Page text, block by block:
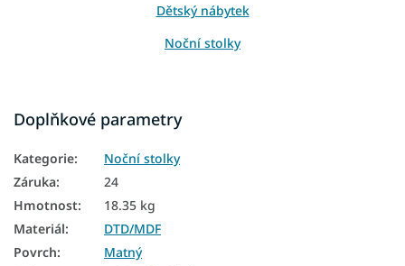
Dětský nábytek
Noční stolky
Doplňkové parametry
Kategorie:
Noční stolky
Záruka:
24
Hmotnost:
18.35 kg
Materiál:
DTD/MDF
Povrch:
Matný